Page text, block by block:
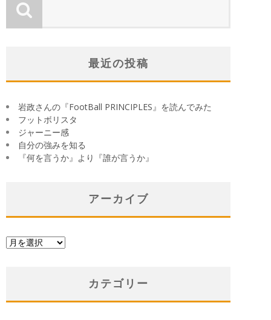
最近の投稿
岩政さんの『FootBall PRINCIPLES』を読んでみた
フットボリスタ
ジャーニー感
自分の強みを知る
『何を言うか』より『誰が言うか』
アーカイブ
ア
カテゴリー